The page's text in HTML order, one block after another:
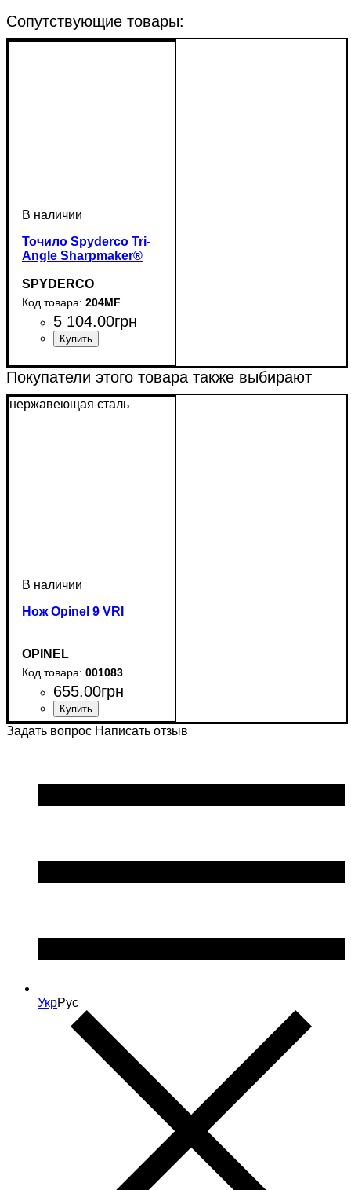
Сопутствующие товары:
Точило Spyderco Tri-
Angle Sharpmaker®
SPYDERCO
204MF
5 104.00грн
Покупатели этого товара также выбирают
нержавеющая сталь
Нож Opinel 9 VRI
OPINEL
001083
655.00грн
Задать вопрос Написать отзыв
УкрРус